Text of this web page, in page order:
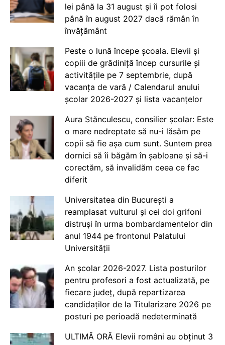
lei până la 31 august și îi pot folosi
până în august 2027 dacă rămân în
învățământ
Peste o lună începe școala. Elevii și
copiii de grădiniță încep cursurile și
activitățile pe 7 septembrie, după
vacanța de vară / Calendarul anului
școlar 2026-2027 și lista vacanțelor
Aura Stănculescu, consilier școlar: Este
o mare nedreptate să nu-i lăsăm pe
copii să fie așa cum sunt. Suntem prea
dornici să îi băgăm în șabloane și să-i
corectăm, să invalidăm ceea ce fac
diferit
Universitatea din București a
reamplasat vulturul și cei doi grifoni
distruși în urma bombardamentelor din
anul 1944 pe frontonul Palatului
Universității
An școlar 2026-2027. Lista posturilor
pentru profesori a fost actualizată, pe
fiecare județ, după repartizarea
candidaților de la Titularizare 2026 pe
posturi pe perioadă nedeterminată
ULTIMĂ ORĂ Elevii români au obținut 3